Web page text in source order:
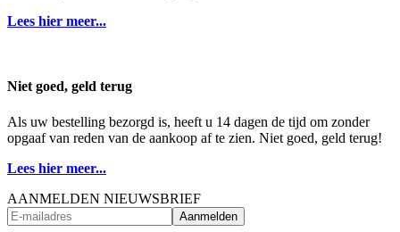
Lees hier meer...
Niet goed, geld terug
Als uw bestelling bezorgd is, heeft u 14 dagen de tijd om zonder
opgaaf van reden van de aankoop af te zien. Niet goed, geld terug!
Lees hier meer...
AANMELDEN NIEUWSBRIEF
Aanmelden